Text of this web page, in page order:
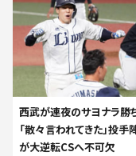
西武が連夜のサヨナラ勝
「散々言われてきた」投手
が大逆転CSへ不可欠